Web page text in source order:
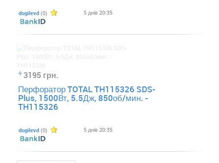
dogilevd (0) 5 днів 20:35
3195 грн.
Перфоратор TOTAL TH115326 SDS-
Plus, 1500Вт, 5.5Дж, 850об/мин. -
TH115326
dogilevd (0) 5 днів 20:35